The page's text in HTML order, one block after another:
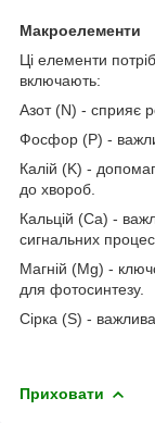
Макроелементи
Ці елементи
включають:
Азот (N) - сприяє
Фосфор (P) -
Калій (K) -
до хвороб.
Кальцій (Ca) -
сигнальних
Магній (Mg) -
для фотосинтезу.
Сірка (S) -
Приховати